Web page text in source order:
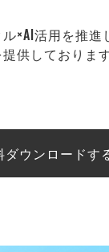
×AI活用を推
提供しておりま
ダウンロードす